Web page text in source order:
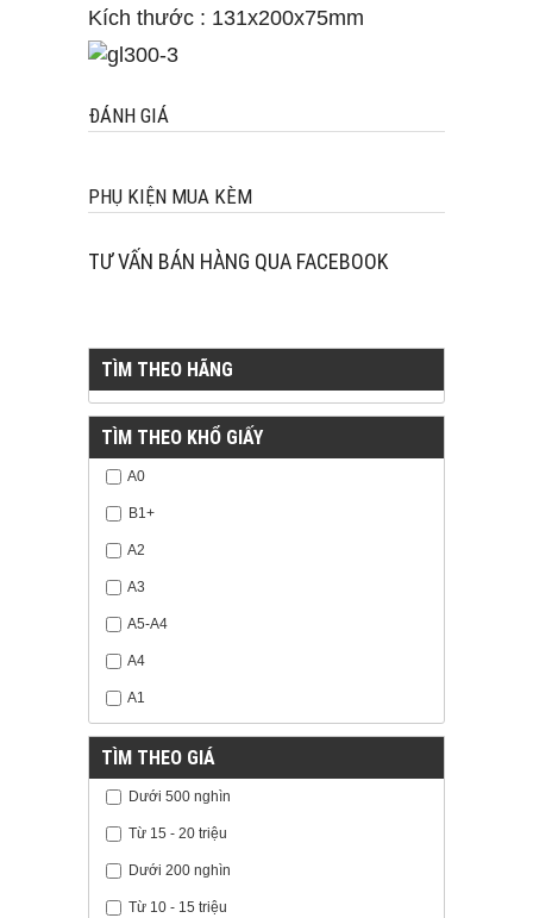
Kích thước : 131x200x75mm
ĐÁNH GIÁ
PHỤ KIỆN MUA KÈM
TƯ VẤN BÁN HÀNG QUA FACEBOOK
TÌM THEO HÃNG
TÌM THEO KHỔ GIẤY
A0
B1+
A2
A3
A5-A4
A4
A1
TÌM THEO GIÁ
Dưới 500 nghìn
Từ 15 - 20 triệu
Dưới 200 nghìn
Từ 10 - 15 triệu